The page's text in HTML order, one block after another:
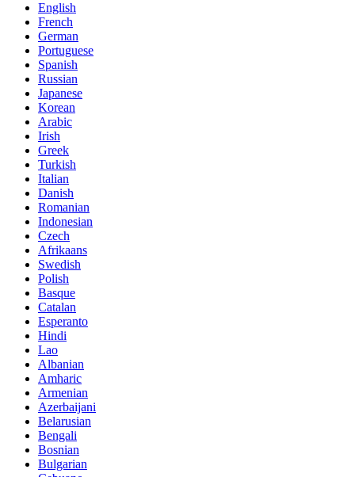
English
French
German
Portuguese
Spanish
Russian
Japanese
Korean
Arabic
Irish
Greek
Turkish
Italian
Danish
Romanian
Indonesian
Czech
Afrikaans
Swedish
Polish
Basque
Catalan
Esperanto
Hindi
Lao
Albanian
Amharic
Armenian
Azerbaijani
Belarusian
Bengali
Bosnian
Bulgarian